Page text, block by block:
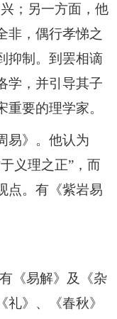
；另一方面，他
非，偶行孝悌之
抑制。到罢相谪
学，并引导其子
要的理学家。
》。他认为
义理之正”，而
点。有《紫岩易
《易解》及《杂
》、《春秋》